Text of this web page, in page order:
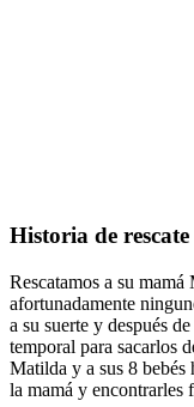
Historia de rescate
Rescatamos a su
afortunadamente
a su suerte y después
temporal para sacarlos
Matilda y a sus 8 bebés
la mamá y encontrarles